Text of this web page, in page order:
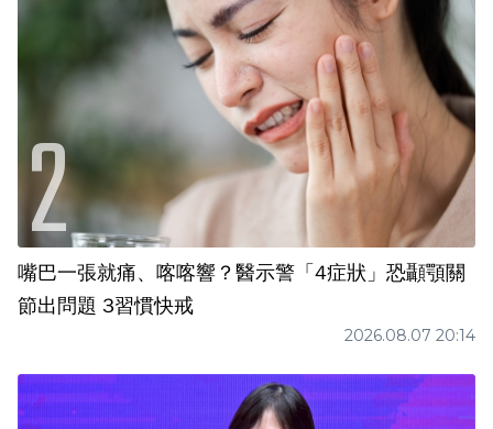
嘴巴一張就痛、喀喀響？醫示警「4症狀」恐顳顎關
節出問題 3習慣快戒
2026.08.07 20:14